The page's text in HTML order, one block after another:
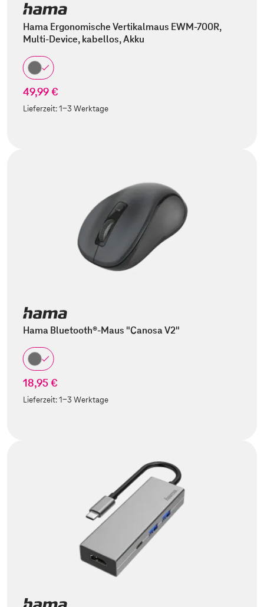
Hama Ergonomische Vertikalmaus EWM-700R,
Multi-Device, kabellos, Akku
49,99 €
Lieferzeit:1-3 Werktage
Hama Bluetooth®-Maus "Canosa V2"
18,95 €
Lieferzeit:1-3 Werktage